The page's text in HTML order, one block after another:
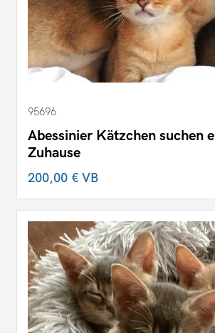
95696
Abessinier Kätzchen suchen
Zuhause
200,00 €VB